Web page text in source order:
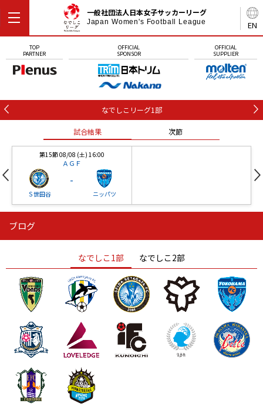
EN
一般社団法人日本女子サッカーリーグ
Japan Women's Football League
TOP
PARTNER
OFFICIAL
SPONSOR
OFFICIAL
SUPPLIER
なでしこリーグ1部
試合結果 次節
第15節 08/08 (土) 16:00
ＡＧＦ
Ｓ世田谷
-
ニッパツ
ニッパツ
ニッパツ 名古屋
石人の星
静岡 愛媛Ｌ
ブログ
なでしこ1部 なでしこ2部